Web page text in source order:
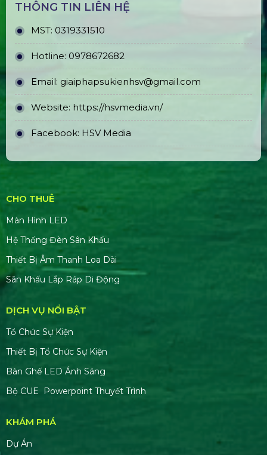
THÔNG TIN LIÊN HỆ
MST: 0319331510
Hotline: 0978672682
Email: giaiphapsukienhsv@gmail.com
Website: https://hsvmedia.vn/
Facebook: HSV Media
CHO THUÊ
Màn Hình LED
Hệ Thống Đèn Sân Khấu
Thiết Bị Âm Thanh Loa Dài
Sân Khấu Lắp Ráp Di Động
DỊCH VỤ NỔI BẬT
Tổ Chức Sự Kiện
Thiết Bị Tổ Chức Sự Kiện
Bàn Ghế LED Ánh Sáng
Bộ CUE Powerpoint Thuyết Trình
KHÁM PHÁ
Dự Án